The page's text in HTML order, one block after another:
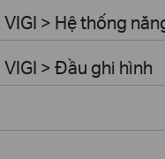
> Hệ thống
> Đầu ghi hình